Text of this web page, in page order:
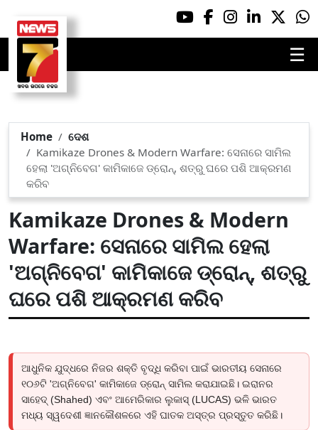
☰
Home
ଦେଶ
Kamikaze Drones & Modern Warfare: ସେନାରେ ସାମିଲ
ହେଲା 'ଅଗ୍ନିବେଗ' କାମିକାଜେ ଡ୍ରୋନ୍, ଶତ୍ରୁ ଘରେ ପଶି ଆକ୍ରମଣ
କରିବ
Kamikaze Drones & Modern
Warfare: ସେନାରେ ସାମିଲ ହେଲା
'ଅଗ୍ନିବେଗ' କାମିକାଜେ ଡ୍ରୋନ୍, ଶତ୍ରୁ
ଘରେ ପଶି ଆକ୍ରମଣ କରିବ
ଆଧୁନିକ ଯୁଦ୍ଧରେ ନିଜର ଶକ୍ତି ବୃଦ୍ଧି କରିବା ପାଇଁ ଭାରତୀୟ ସେନାରେ
୧୦୬ଟି 'ଅଗ୍ନିବେଗ' କାମିକାଜେ ଡ୍ରୋନ୍ ସାମିଲ କରାଯାଇଛି। ଇରାନର
ସାହେଦ୍ (Shahed) ଏବଂ ଆମେରିକାର ଲୁକାସ୍ (LUCAS) ଭଳି ଭାରତ
ମଧ୍ୟ ସ୍ୱଦେଶୀ ଜ୍ଞାନକୌଶଳରେ ଏହି ଘାତକ ଅସ୍ତ୍ର ପ୍ରସ୍ତୁତ କରିଛି।